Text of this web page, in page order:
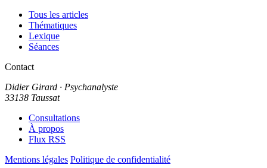
Tous les articles
Thématiques
Lexique
Séances
Contact
Didier Girard · Psychanalyste
33138 Taussat
Consultations
À propos
Flux RSS
Mentions légales Politique de confidentialité